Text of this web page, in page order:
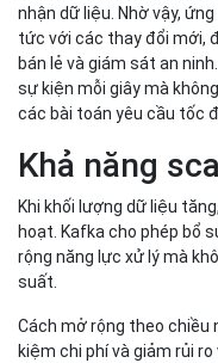
nhận dữ liệu. Nhờ vậy,
tức với các thay đổi mới,
bán lẻ và giám sát an
sự kiện mỗi giây mà
các bài toán yêu cầu tốc
Khả năng
Khi khối lượng dữ liệu
hoạt. Kafka cho phép bổ
rộng năng lực xử lý mà
suất.
Cách mở rộng theo chiều
kiệm chi phí và giảm rủi